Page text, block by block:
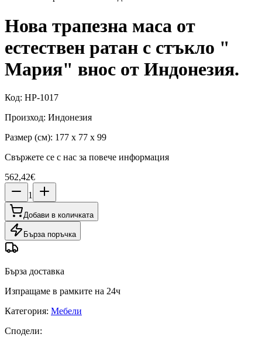
Нова трапезна маса от
естествен ратан с стъкло "
Мария" внос от Индонезия.
Код: HP-1017
Произход: Индонезия
Размер (см): 177 x 77 x 99
Свържете се с нас за повече информация
562,42€
1
Добави в количката
Бърза поръчка
Бърза доставка
Изпращаме в рамките на 24ч
Категория: Мебели
Сподели: